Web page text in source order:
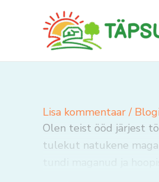
Lisa kommentaar /
Olen teist ööd järjest
tulekut natukene